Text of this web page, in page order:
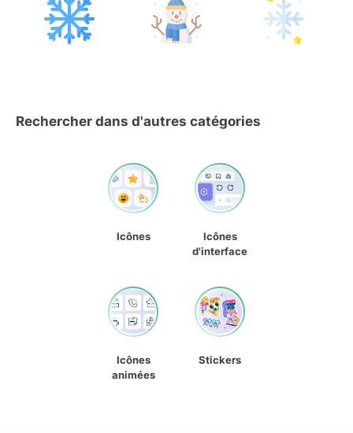
Rechercher dans d'autres catégories
Icônes
Icônes
d'interface
Icônes
animées
Stickers